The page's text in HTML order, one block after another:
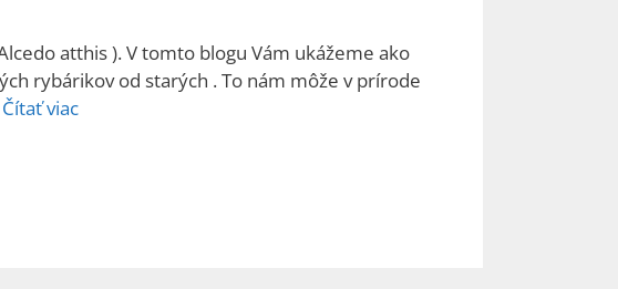
atthis ). V tomto blogu Vám ukážeme ako
rybárikov od starých . To nám môže v prírode
Čítať viac